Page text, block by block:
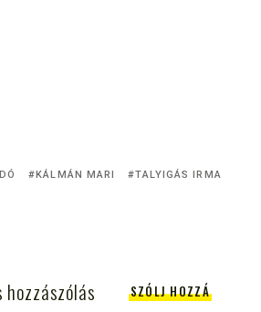
KÁLMÁN MARI
TALYIGÁS IRMA
hozzászólás SZÓLJ HOZZÁ